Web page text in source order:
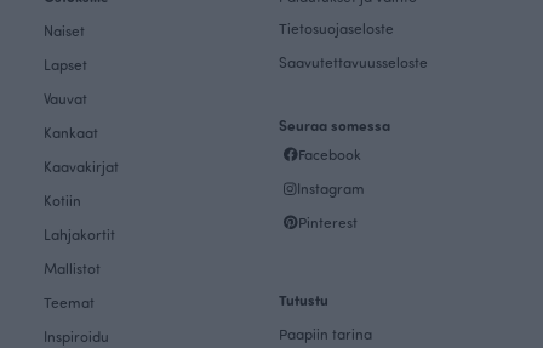
Naiset
Lapset
Vauvat
Kankaat
Kaavakirjat
Kotiin
Lahjakortit
Mallistot
Teemat
Inspiroidu
Tietosuojaseloste
Saavutettavuusseloste
Seuraa somessa
Facebook
Instagram
Pinterest
Tutustu
Paapiin tarina